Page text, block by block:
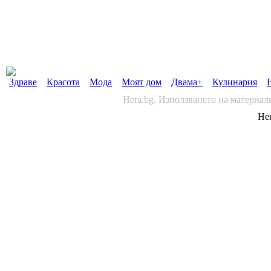
Здраве Красота Мода Моят дом Двама+ Кулинария
Hera.bg. Използването на